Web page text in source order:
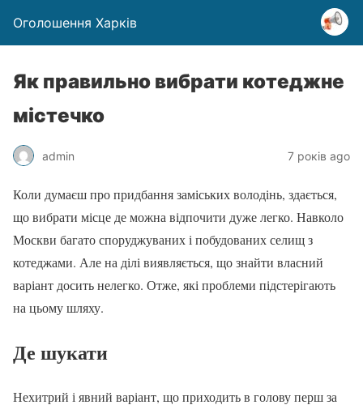
Оголошення Харків
Як правильно вибрати котеджне
містечко
admin 7 років ago
Коли думаєш про придбання заміських володінь, здається,
що вибрати місце де можна відпочити дуже легко. Навколо
Москви багато споруджуваних і побудованих селищ з
котеджами. Але на ділі виявляється, що знайти власний
варіант досить нелегко. Отже, які проблеми підстерігають
на цьому шляху.
Де шукати
Нехитрий і явний варіант, що приходить в голову перш за